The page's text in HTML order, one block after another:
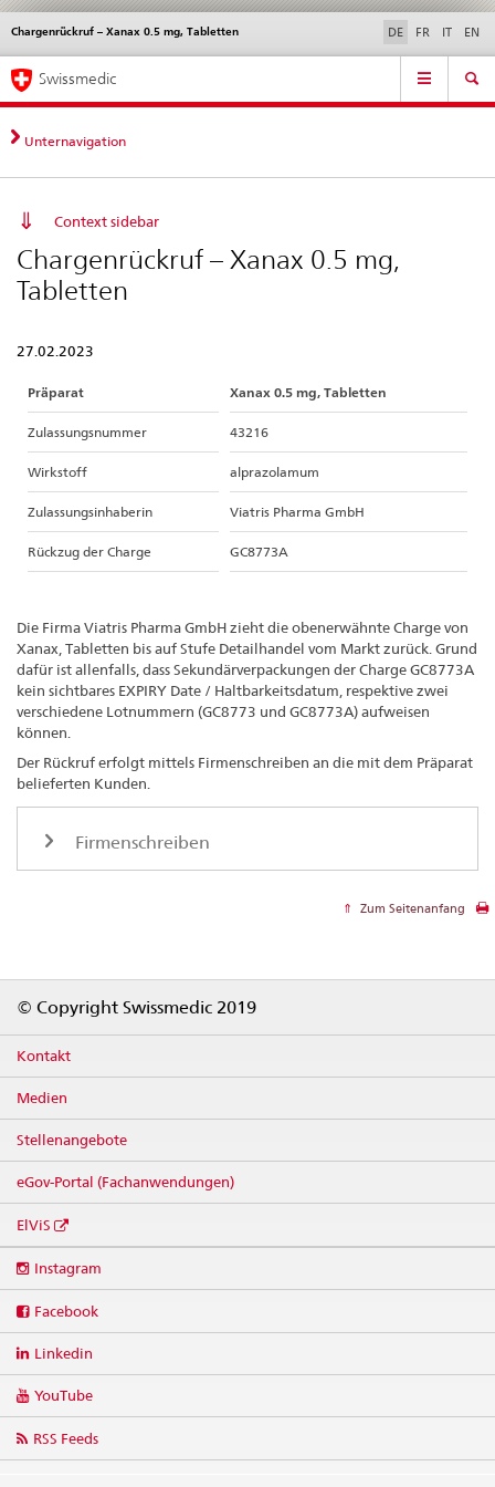
Direktnavigation
News,
Rechtsgrundlagen,
Kontakt
News & Updates Kontakt | Support & Hilfe
Chargenrückruf – Xanax 0.5 mg, Tabletten
Sprachwahl DE FR IT EN
Service
Hauptnavigation
Swissmedic
Unternavigation
Context sidebar
Chargenrückruf – Xanax 0.5 mg,
Tabletten
27.02.2023
Präparat Xanax 0.5 mg, Tabletten
Zulassungsnummer 43216
Wirkstoff alprazolamum
Zulassungsinhaberin Viatris Pharma GmbH
Rückzug der Charge GC8773A
Die Firma Viatris Pharma GmbH zieht die obenerwähnte Charge von
Xanax, Tabletten bis auf Stufe Detailhandel vom Markt zurück. Grund
dafür ist allenfalls, dass Sekundärverpackungen der Charge GC8773A
kein sichtbares EXPIRY Date / Haltbarkeitsdatum, respektive zwei
verschiedene Lotnummern (GC8773 und GC8773A) aufweisen
können.
Der Rückruf erfolgt mittels Firmenschreiben an die mit dem Präparat
belieferten Kunden.
Firmenschreiben
Zum Seitenanfang
© Copyright Swissmedic 2019
Kontakt
Medien
Stellenangebote
eGov-Portal (Fachanwendungen)
ElViS
media
Instagram
Facebook
Linkedin
YouTube
RSS Feeds